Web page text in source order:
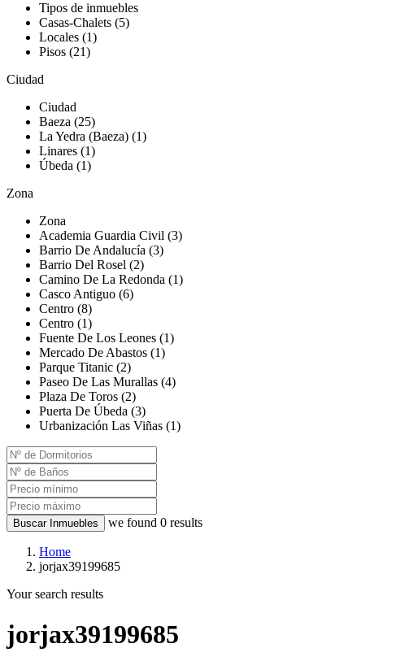
Tipos de inmuebles
Casas-Chalets (5)
Locales (1)
Pisos (21)
Ciudad
Ciudad
Baeza (25)
La Yedra (Baeza) (1)
Linares (1)
Úbeda (1)
Zona
Zona
Academia Guardia Civil (3)
Barrio De Andalucía (3)
Barrio Del Rosel (2)
Camino De La Redonda (1)
Casco Antiguo (6)
Centro (8)
Centro (1)
Fuente De Los Leones (1)
Mercado De Abastos (1)
Parque Titanic (2)
Paseo De Las Murallas (4)
Plaza De Toros (2)
Puerta De Úbeda (3)
Urbanización Las Viñas (1)
Buscar Inmuebles we found 0 results
Home
jorjax39199685
Your search results
jorjax39199685